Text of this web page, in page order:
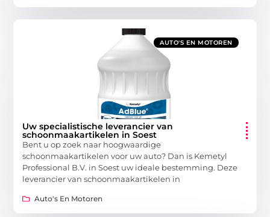
AUTO'S EN MOTOREN
Uw specialistische leverancier van
schoonmaakartikelen in Soest
Bent u op zoek naar hoogwaardige
schoonmaakartikelen voor uw auto? Dan is Kemetyl
Professional B.V. in Soest uw ideale bestemming. Deze
leverancier van schoonmaakartikelen in
Auto's En Motoren